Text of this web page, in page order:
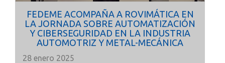
FEDEME ACOMPAÑA A ROVIMÁTICA EN
LA JORNADA SOBRE AUTOMATIZACIÓN
Y CIBERSEGURIDAD EN LA INDUSTRIA
AUTOMOTRIZ Y METAL-MECÁNICA
28 enero 2025